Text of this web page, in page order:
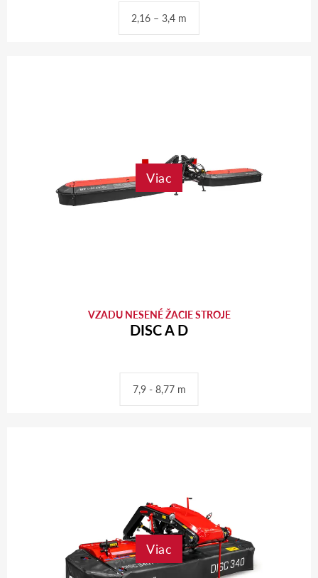
2,16 – 3,4 m
Viac
VZADU NESENÉ ŽACIE STROJE
DISC A D
7,9 - 8,77 m
Viac